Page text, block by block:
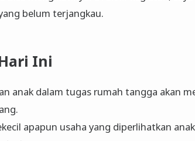
belum terjangkau.
Ini
anak dalam tugas rumah tangga akan
apapun usaha yang diperlihatkan